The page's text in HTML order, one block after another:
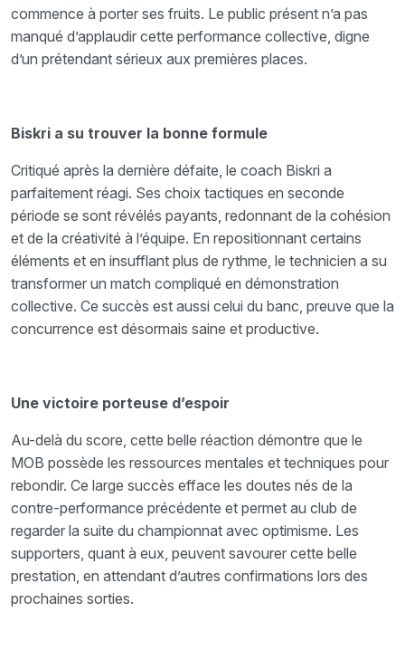
commence à porter ses fruits. Le public présent n’a pas
manqué d’applaudir cette performance collective, digne
d’un prétendant sérieux aux premières places.
Biskri a su trouver la bonne formule
Critiqué après la dernière défaite, le coach Biskri a
parfaitement réagi. Ses choix tactiques en seconde
période se sont révélés payants, redonnant de la cohésion
et de la créativité à l’équipe. En repositionnant certains
éléments et en insufflant plus de rythme, le technicien a su
transformer un match compliqué en démonstration
collective. Ce succès est aussi celui du banc, preuve que la
concurrence est désormais saine et productive.
Une victoire porteuse d’espoir
Au-delà du score, cette belle réaction démontre que le
MOB possède les ressources mentales et techniques pour
rebondir. Ce large succès efface les doutes nés de la
contre-performance précédente et permet au club de
regarder la suite du championnat avec optimisme. Les
supporters, quant à eux, peuvent savourer cette belle
prestation, en attendant d’autres confirmations lors des
prochaines sorties.